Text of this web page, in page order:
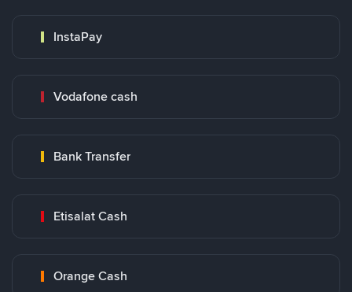
InstaPay
Vodafone cash
Bank Transfer
Etisalat Cash
Orange Cash